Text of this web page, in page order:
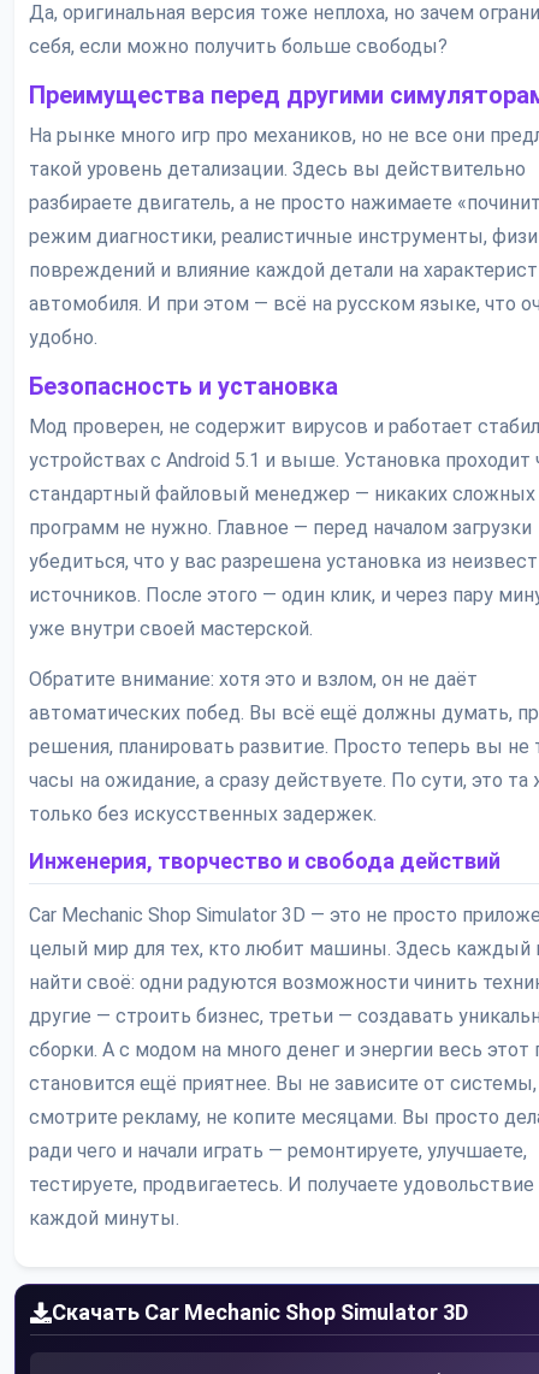
Да, оригинальная версия тоже неплоха, но зачем
себя, если можно получить больше свободы?
Преимущества перед другими
На рынке много игр про механиков, но не все они
такой уровень детализации. Здесь вы действительно
разбираете двигатель, а не просто нажимаете
режим диагностики, реалистичные инструменты,
повреждений и влияние каждой детали на
автомобиля. И при этом — всё на русском языке, что
удобно.
Безопасность и установка
Мод проверен, не содержит вирусов и работает
устройствах с Android 5.1 и выше. Установка проходит
стандартный файловый менеджер — никаких сложных
программ не нужно. Главное — перед началом загрузки
убедиться, что у вас разрешена установка из
источников. После этого — один клик, и через пару
уже внутри своей мастерской.
Обратите внимание: хотя это и взлом, он не даёт
автоматических побед. Вы всё ещё должны думать,
решения, планировать развитие. Просто теперь вы не
часы на ожидание, а сразу действуете. По сути, это та
только без искусственных задержек.
Инженерия, творчество и свобода действий
Car Mechanic Shop Simulator 3D — это не просто
целый мир для тех, кто любит машины. Здесь
найти своё: одни радуются возможности чинить
другие — строить бизнес, третьи — создавать
сборки. А с модом на много денег и энергии весь этот
становится ещё приятнее. Вы не зависите от
смотрите рекламу, не копите месяцами. Вы просто
ради чего и начали играть — ремонтируете, улучшаете,
тестируете, продвигаетесь. И получаете удовольствие
каждой минуты.
Скачать Car Mechanic Shop Simulator 3D